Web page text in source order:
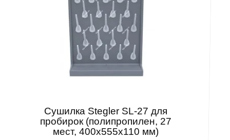
Сушилка Stegler SL-27 для
пробирок (полипропилен, 27
мест, 400х555х110 мм)